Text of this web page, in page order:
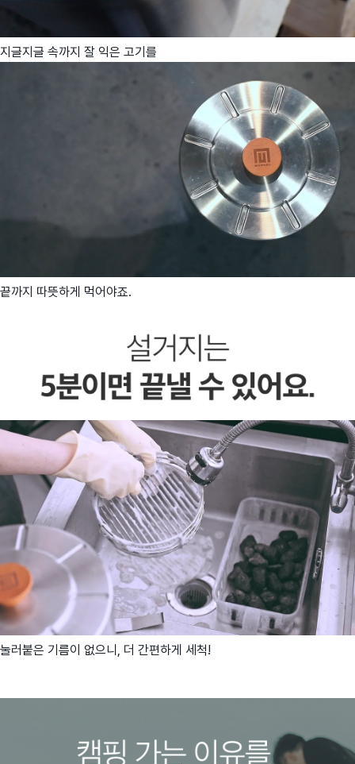
지글지글 속까지 잘 익은 고기를
끝까지 따뜻하게 먹어야죠.
눌러붙은 기름이 없으니, 더 간편하게 세척!